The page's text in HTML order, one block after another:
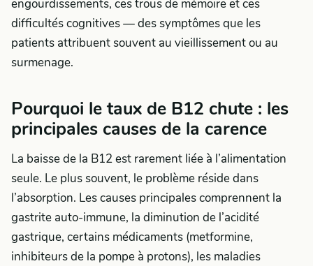
engourdissements, ces trous de mémoire et ces
difficultés cognitives — des symptômes que les
patients attribuent souvent au vieillissement ou au
surmenage.
Pourquoi le taux de B12 chute : les
principales causes de la carence
La baisse de la B12 est rarement liée à l’alimentation
seule. Le plus souvent, le problème réside dans
l’absorption. Les causes principales comprennent la
gastrite auto-immune, la diminution de l’acidité
gastrique, certains médicaments (metformine,
inhibiteurs de la pompe à protons), les maladies